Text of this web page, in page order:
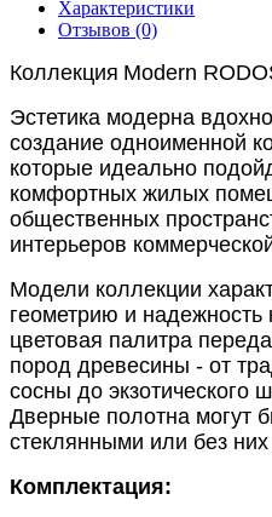
Характеристики
Отзывов (0)
Коллекция Modern
Эстетика модерна
создание одноименной
которые идеально
комфортных жилых
общественных
интерьеров
Модели коллекции
геометрию и надежность
цветовая палитра
пород древесины - от
сосны до экзотического
Дверные полотна могут
стеклянными или без
Комплектация: